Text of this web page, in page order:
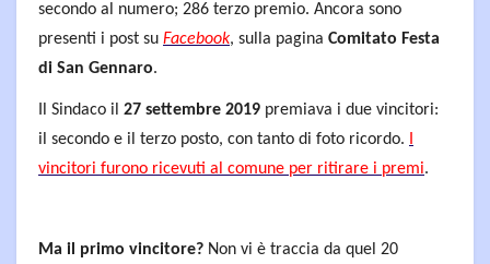
secondo al numero; 286 terzo premio. Ancora sono
presenti i post su Facebook, sulla pagina Comitato Festa
di San Gennaro.
Il Sindaco il 27 settembre 2019 premiava i due vincitori:
il secondo e il terzo posto, con tanto di foto ricordo.
vincitori furono ricevuti al comune per ritirare i premi.
Ma il primo vincitore? Non vi è traccia da quel 20